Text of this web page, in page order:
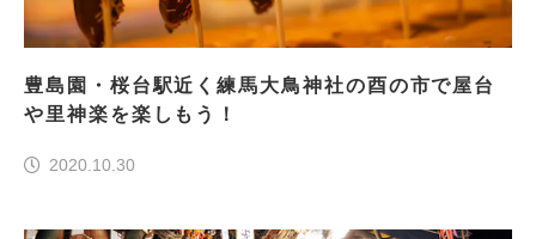
豊島園・桜台駅近く練馬大鳥神社の酉の市で屋台
や里神楽を楽しもう！
2020.10.30